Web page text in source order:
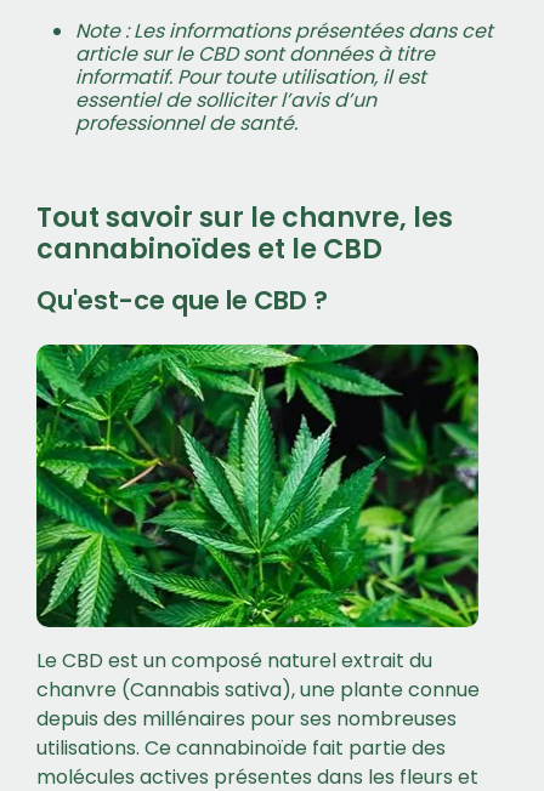
Note : Les informations présentées dans cet
article sur le CBD sont données à titre
informatif. Pour toute utilisation, il est
essentiel de solliciter l’avis d’un
professionnel de santé.
Tout savoir sur le chanvre, les
cannabinoïdes et le CBD
Qu'est-ce que le CBD ?
Le CBD est un composé naturel extrait du
chanvre (Cannabis sativa), une plante connue
depuis des millénaires pour ses nombreuses
utilisations. Ce cannabinoïde fait partie des
molécules actives présentes dans les fleurs et